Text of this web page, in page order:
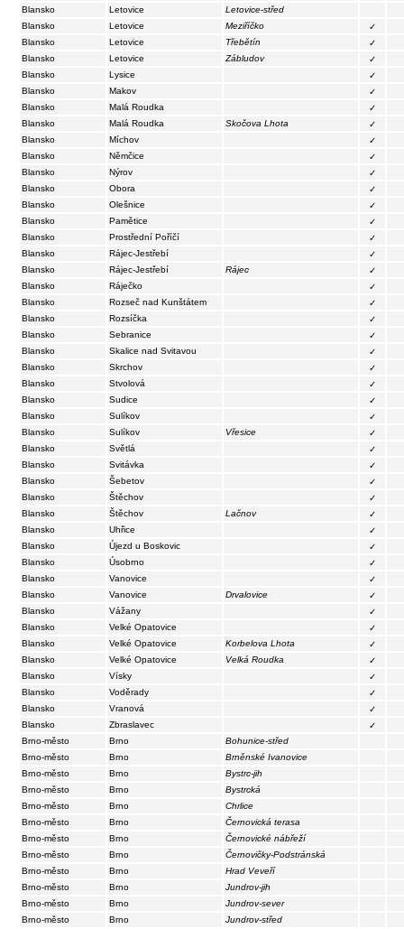
Blansko
Letovice
Letovice-střed
Blansko
Letovice Meziříčko
✓
Blansko
Letovice Třebětín
✓
Blansko
Letovice Zábludov
✓
Blansko
Lysice
✓
Blansko
Makov
✓
Blansko
Malá Roudka
✓
Blansko
Malá Roudka Skočova Lhota
✓
Blansko
Míchov
✓
Blansko
Němčice
✓
Blansko
Nýrov
✓
Blansko
Obora
✓
Blansko
Olešnice
✓
Blansko
Pamětice
✓
Blansko
Prostřední Poříčí
✓
Blansko
Rájec-Jestřebí
✓
Blansko
Rájec-Jestřebí Rájec
✓
Blansko
Ráječko
✓
Blansko
Rozseč nad Kunštátem
✓
Blansko
Rozsíčka
✓
Blansko
Sebranice
✓
Blansko
Skalice nad Svitavou
✓
Blansko
Skrchov
✓
Blansko
Stvolová
✓
Blansko
Sudice
✓
Blansko
Sulíkov
✓
Blansko
Sulíkov Vřesice
✓
Blansko
Světlá
✓
Blansko
Svitávka
✓
Blansko
Šebetov
✓
Blansko
Štěchov
✓
Blansko
Štěchov Lačnov
✓
Blansko
Uhřice
✓
Blansko
Újezd u Boskovic
✓
Blansko
Úsobrno
✓
Blansko
Vanovice
✓
Blansko
Vanovice Drvalovice
✓
Blansko
Vážany
✓
Blansko
Velké Opatovice
✓
Blansko
Velké Opatovice Korbelova Lhota
✓
Blansko
Velké Opatovice Velká Roudka
✓
Blansko
Vísky
✓
Blansko
Voděrady
✓
Blansko
Vranová
✓
Blansko
Zbraslavec
✓
Brno-město
Brno
Bohunice-střed
Brno-město
Brno
Brněnské Ivanovice
Brno-město
Brno
Bystrc-jih
Brno-město
Brno
Bystrcká
Brno-město
Brno
Chrlice
Brno-město
Brno
Černovická terasa
Brno-město
Brno
Černovické nábřeží
Brno-město
Brno
Černovičky-Podstránská
Brno-město
Brno
Hrad Veveří
Brno-město
Brno
Jundrov-jih
Brno-město
Brno
Jundrov-sever
Brno-město
Brno
Jundrov-střed